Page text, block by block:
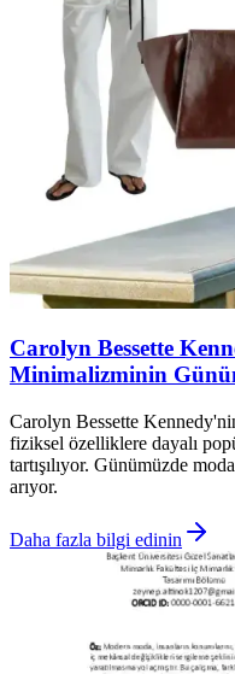
Carolyn Bessette
Minimalizminin
Carolyn Bessette
fiziksel özelliklere dayalı
tartışılıyor. Günümüzde
arıyor.
Daha fazla bilgi edinin